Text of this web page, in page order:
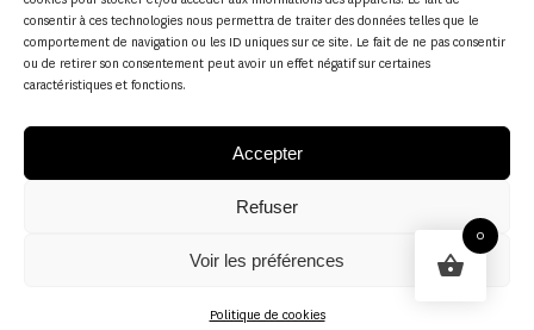
consentir à ces technologies nous permettra de traiter des données telles que le
comportement de navigation ou les ID uniques sur ce site. Le fait de ne pas consentir
ou de retirer son consentement peut avoir un effet négatif sur certaines
caractéristiques et fonctions.
Accepter
Refuser
Voir les préférences
Politique de cookies
Conditions générales
0